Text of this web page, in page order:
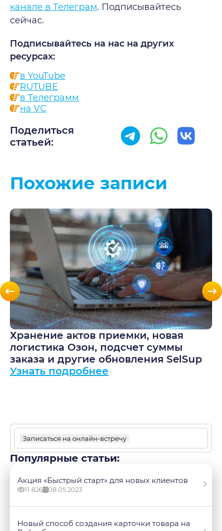
Популярные статьи:
Акция «Быстрый старт» для новых клиентов
11 826 08.05.2023
Новый способ создания карточки товара на
канале в Телеграм. Подписывайтесь
сейчас.
Подписывайтесь на нас на других
ресурсах:
в YouTube
RUTUBE
в Телеграмм
на VC
Поделиться
статьей:
Похожие записи
Хранение актов приемки, новая
логистика Озон, подсчет суммы
заказа и другие обновления SelSup
Узнать подробнее
Записаться на онлайн-встречу